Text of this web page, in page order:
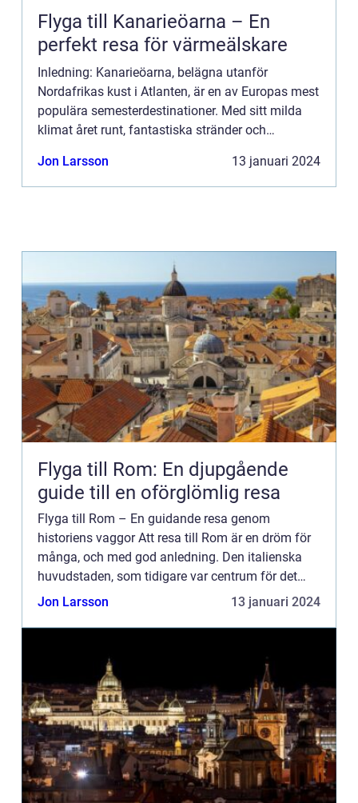
Flyga till Kanarieöarna – En
perfekt resa för värmeälskare
Inledning: Kanarieöarna, belägna utanför
Nordafrikas kust i Atlanten, är en av Europas mest
populära semesterdestinationer. Med sitt milda
klimat året runt, fantastiska stränder och
resenärer till dessa öar för ...
Jon Larsson 13 januari 2024
Flyga till Rom: En djupgående
guide till en oförglömlig resa
Flyga till Rom – En guidande resa genom
historiens vaggor Att resa till Rom är en dröm för
många, och med god anledning. Den italienska
huvudstaden, som tidigare var centrum för det
mäktiga Romerska riket, erbjuder en rik historia,
Jon Larsson 13 januari 2024